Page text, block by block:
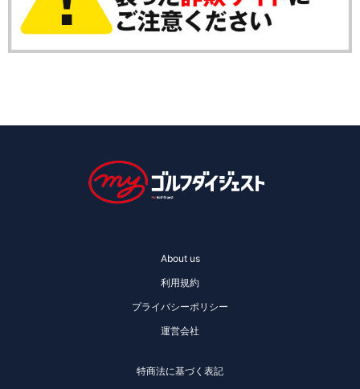
About us
利用規約
プライバシーポリシー
運営会社
特商法に基づく表記